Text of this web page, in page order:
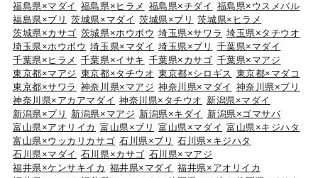
福島県×マダイ 福島県×ヒラメ 福島県×チダイ 福島県×ウスメバル
福島県×ブリ
茨城県×マダイ 茨城県×ブリ
茨城県×ヒラメ
茨城県×カサゴ 茨城県×ホウボウ 埼玉県×サワラ 埼玉県×タチウオ
埼玉県×ホウボウ 埼玉県×マダイ 埼玉県×ブリ
千葉県×マダイ
千葉県×ヒラメ 千葉県×イサキ 千葉県×カサゴ 千葉県×マアジ
東京都×マアジ 東京都×タチウオ 東京都×シロギス 東京都×マダコ
東京都×サワラ 神奈川県×マアジ 神奈川県×マダイ 神奈川県×ブリ
神奈川県×アカアマダイ 神奈川県×タチウオ 新潟県×マダイ
新潟県×ブリ
新潟県×マアジ 新潟県×キダイ
新潟県×ゴマサバ
富山県×アオリイカ 富山県×ブリ 富山県×マダイ 富山県×キジハタ
富山県×ウッカリカサゴ 石川県×ブリ
石川県×キジハタ
石川県×マダイ 石川県×カサゴ 石川県×マアジ
福井県×ケンサキイカ 福井県×マダイ 福井県×アオリイカ